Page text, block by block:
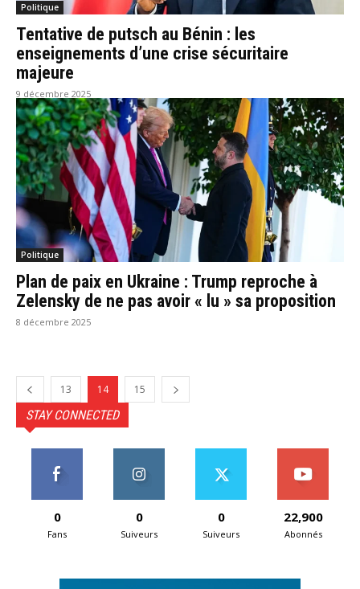
Politique
Tentative de putsch au Bénin : les
enseignements d’une crise sécuritaire
majeure
9 décembre 2025
Politique
Plan de paix en Ukraine : Trump reproche à
Zelensky de ne pas avoir « lu » sa proposition
8 décembre 2025
13 14 15
STAY CONNECTED
0
Fans
0
Suiveurs
0
Suiveurs
22,900
Abonnés